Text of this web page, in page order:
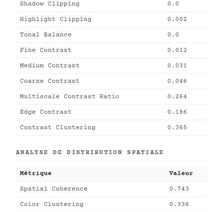
Shadow Clipping 0.0
Highlight Clipping 0.002
Tonal Balance 0.0
Fine Contrast 0.012
Medium Contrast 0.031
Coarse Contrast 0.046
Multiscale Contrast Ratio 0.264
Edge Contrast 0.186
Contrast Clustering 0.365
ANALYSE DE DISTRIBUTION SPATIALE
Métrique Valeur
Spatial Coherence 0.743
Color Clustering 0.336